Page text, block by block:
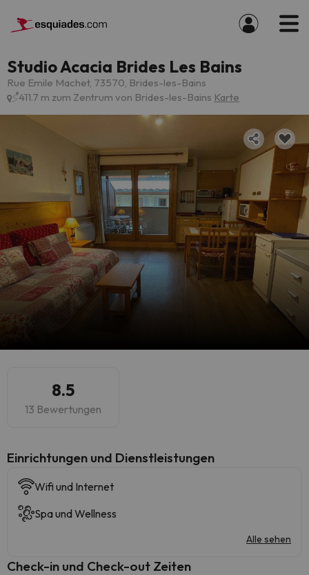
Studio Acacia Brides Les Bains
Rue Emile Machet, 73570, Brides-les-Bains
411.7 m zum Zentrum von Brides-les-Bains Karte
8.5
13 Bewertungen
​Einrichtungen und Dienstleistungen
Wifi und Internet
Spa und Wellness
Alle sehen
Check-in und Check-out Zeiten